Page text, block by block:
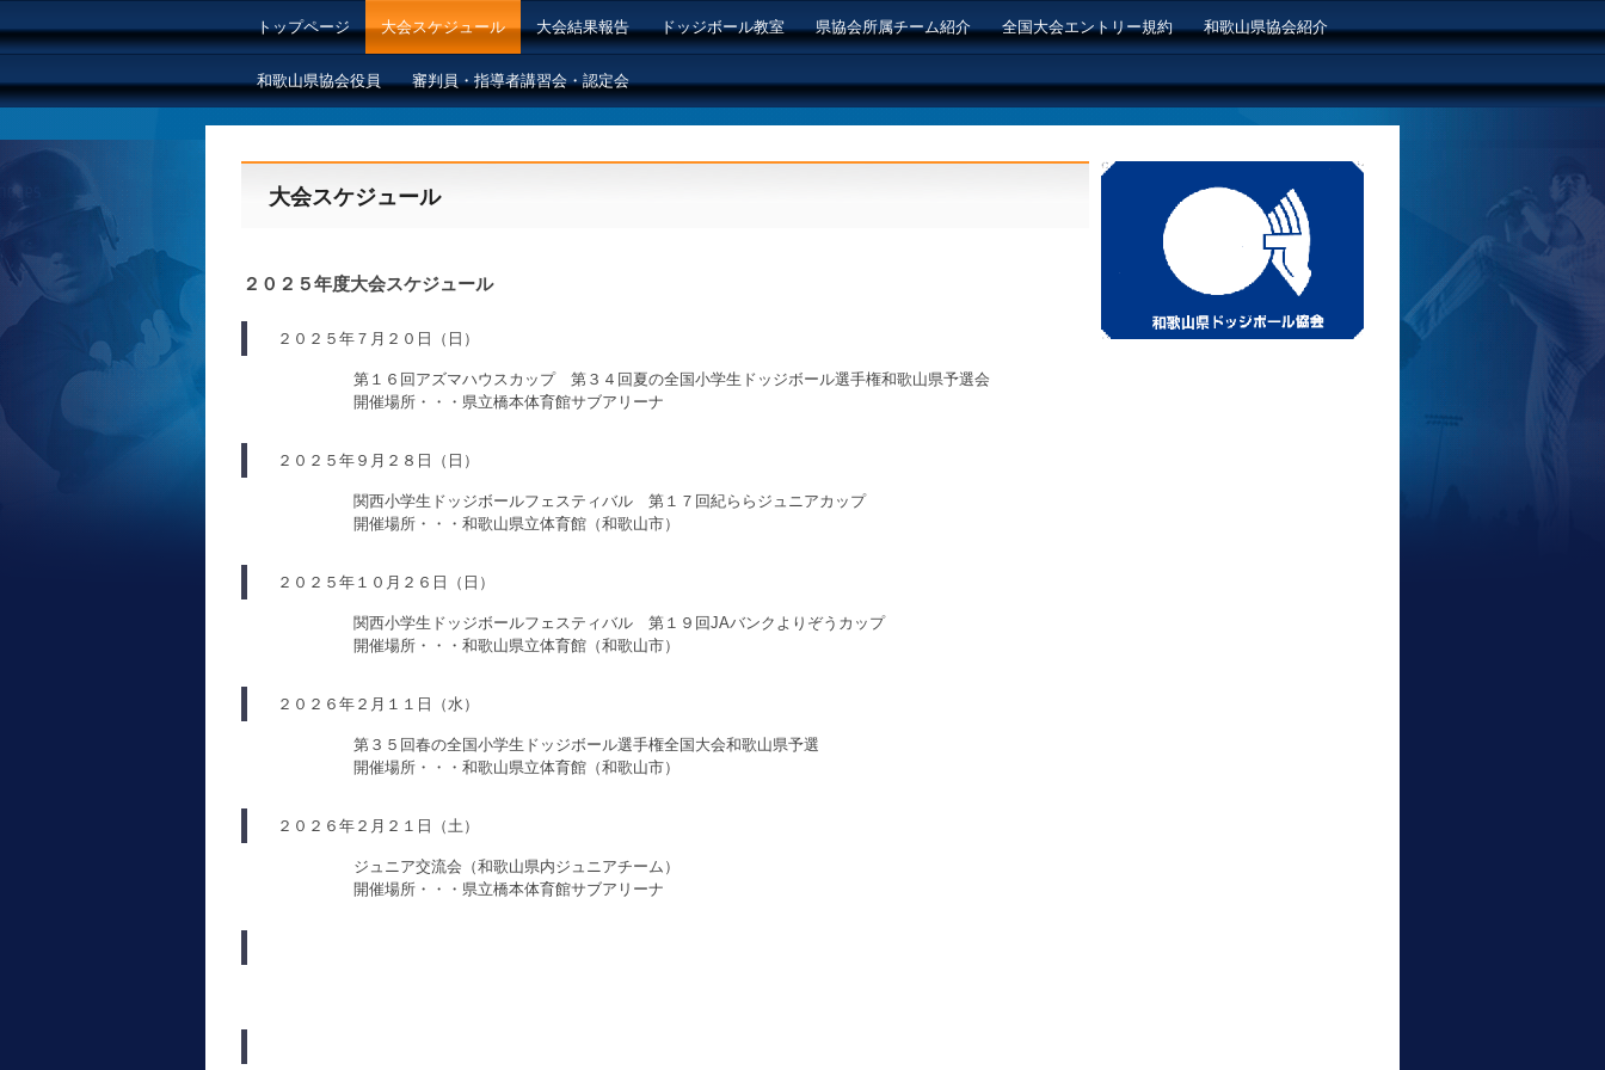
トップページ 大会スケジュール 大会結果報告 ドッジボール教室 県協会所属チーム紹介 全国大会エントリー規約 和歌山県協会紹介
和歌山県協会役員 審判員・指導者講習会・認定会
大会スケジュール
２０２５年度大会スケジュール
２０２５年７月２０日（日）
第１６回アズマハウスカップ 第３４回夏の全国小学生ドッジボール選手権和歌山県予選会
開催場所・・・県立橋本体育館サブアリーナ
２０２５年９月２８日（日）
関西小学生ドッジボールフェスティバル 第１７回紀ららジュニアカップ
開催場所・・・和歌山県立体育館（和歌山市）
２０２５年１０月２６日（日）
関西小学生ドッジボールフェスティバル 第１９回JAバンクよりぞうカップ
開催場所・・・和歌山県立体育館（和歌山市）
２０２６年２月１１日（水）
第３５回春の全国小学生ドッジボール選手権全国大会和歌山県予選
開催場所・・・和歌山県立体育館（和歌山市）
２０２６年２月２１日（土）
ジュニア交流会（和歌山県内ジュニアチーム）
開催場所・・・県立橋本体育館サブアリーナ